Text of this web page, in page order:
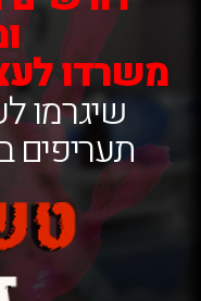
משרדו
שיגרמו
תעריפים